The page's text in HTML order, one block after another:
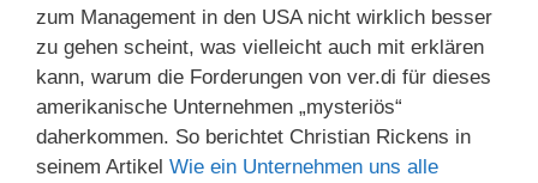
zum Management in den USA nicht wirklich besser
zu gehen scheint, was vielleicht auch mit erklären
kann, warum die Forderungen von ver.di für dieses
amerikanische Unternehmen „mysteriös“
daherkommen. So berichtet Christian Rickens in
seinem Artikel Wie ein Unternehmen uns alle